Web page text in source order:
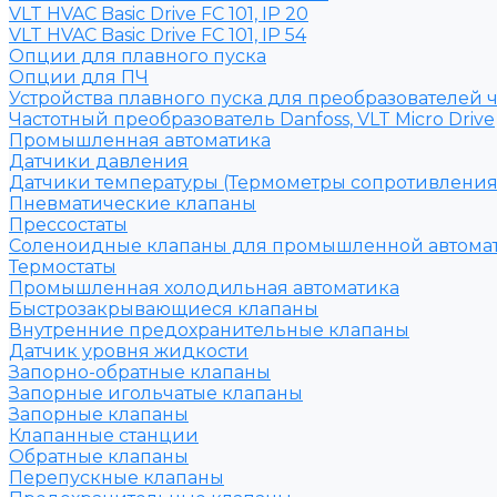
VLT HVAC Basic Drive FC 101, IP 20
VLT HVAC Basic Drive FC 101, IP 54
Опции для плавного пуска
Опции для ПЧ
Устройства плавного пуска для преобразователей
Частотный преобразователь Danfoss, VLT Micro Drive
Промышленная автоматика
Датчики давления
Датчики температуры (Термометры
Пневматические клапаны
Прессостаты
Соленоидные клапаны для промышленной
Термостаты
Промышленная холодильная автоматика
Быстрозакрывающиеся клапаны
Внутренние предохранительные клапаны
Датчик уровня жидкости
Запорно-обратные клапаны
Запорные игольчатые клапаны
Запорные клапаны
Клапанные станции
Обратные клапаны
Перепускные клапаны